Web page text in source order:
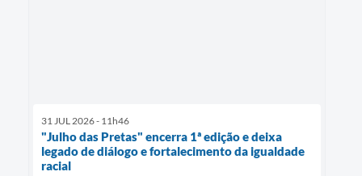
31 JUL 2026 - 11h46
"Julho das Pretas" encerra 1ª edição e deixa
legado de diálogo e fortalecimento da igualdade
racial